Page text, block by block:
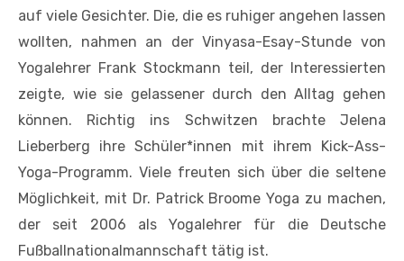
auf viele Gesichter. Die, die es ruhiger angehen lassen
wollten, nahmen an der Vinyasa-Esay-Stunde von
Yogalehrer Frank Stockmann teil, der Interessierten
zeigte, wie sie gelassener durch den Alltag gehen
können. Richtig ins Schwitzen brachte Jelena
Lieberberg ihre Schüler*innen mit ihrem Kick-Ass-
Yoga-Programm. Viele freuten sich über die seltene
Möglichkeit, mit Dr. Patrick Broome Yoga zu machen,
der seit 2006 als Yogalehrer für die Deutsche
Fußballnationalmannschaft tätig ist.